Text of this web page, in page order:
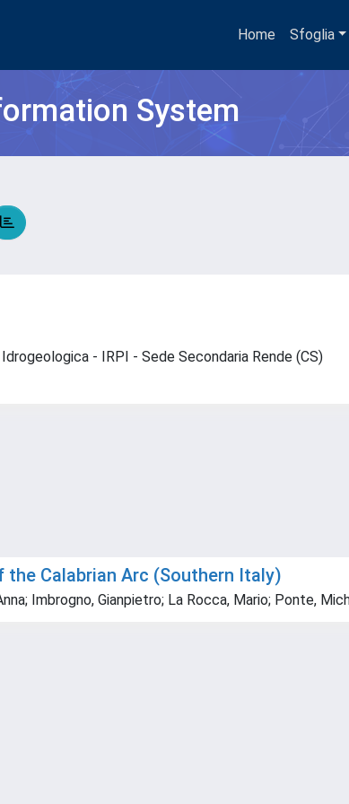
Home Sfoglia
System
- IRPI - Sede Secondaria Rende (CS)
Calabrian Arc (Southern Italy)
Imbrogno, Gianpietro; La Rocca, Mario; Ponte,